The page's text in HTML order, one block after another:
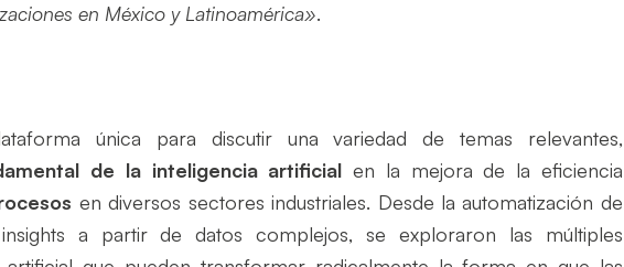
en México y Latinoamérica».
única para discutir una variedad de temas relevantes,
de la inteligencia artificial en la mejora de la eficiencia
en diversos sectores industriales. Desde la automatización de
a partir de datos complejos, se exploraron las múltiples